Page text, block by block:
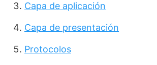
Capa de aplicación
Capa de presentación
Protocolos